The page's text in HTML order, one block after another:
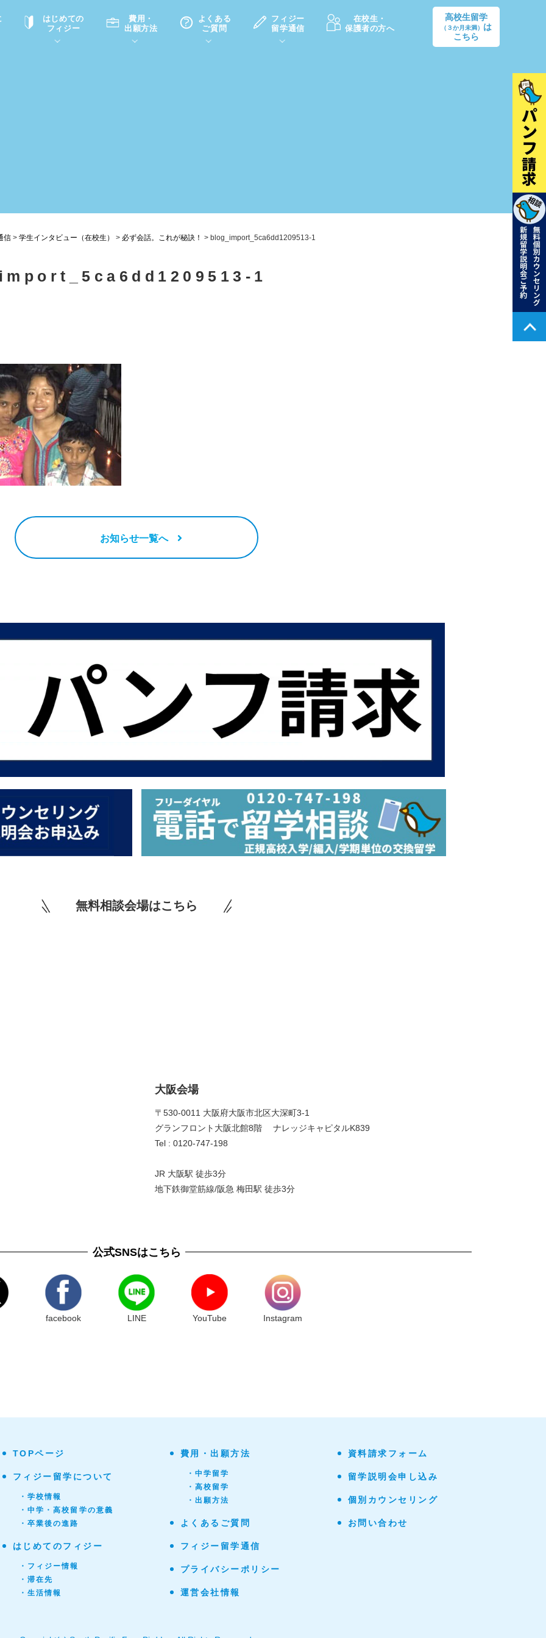
はじめての
フィジー
費用・
出願方法
よくある
ご質問
フィジー
留学通信
在校生・
保護者の方へ
高校生留学
（３か月未満）
は
こちら
信 > 学生インタビュー（在校生） > 必ず会話。これが秘訣！ > blog_import_5ca6dd1209513-1
1
お知らせ一覧へ
無料相談会場はこちら
大阪会場
〒530-0011 大阪府大阪市北区大深町3-1
グランフロント大阪北館8階 ナレッジキャピタルK839
Tel : 0120-747-198
JR 大阪駅 徒歩3分
地下鉄御堂筋線/阪急 梅田駅 徒歩3分
公式SNSはこちら
facebook LINE YouTube Instagram
TOPページ
フィジー留学について
・学校情報
・中学・高校留学の意義
・卒業後の進路
はじめてのフィジー
・フィジー情報
・滞在先
・生活情報
費用・出願方法
・中学留学
・高校留学
・出願方法
よくあるご質問
フィジー留学通信
プライバシーポリシー
運営会社情報
資料請求フォーム
留学説明会申し込み
個別カウンセリング
お問い合わせ